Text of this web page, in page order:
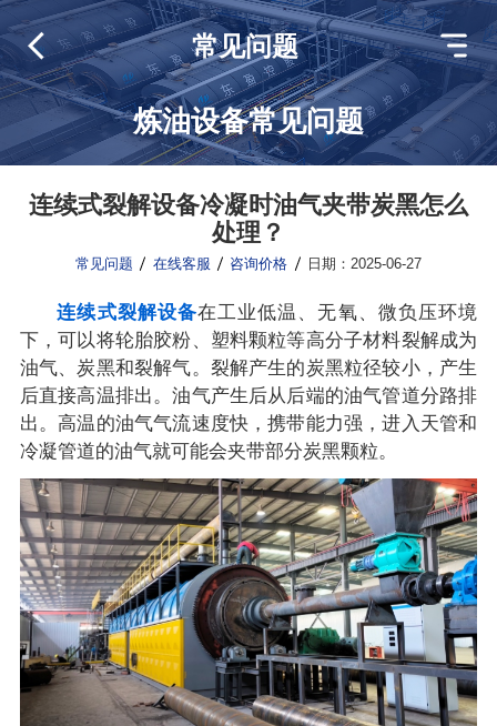
炼油设备常见问题
常见问题
连续式裂解设备冷凝时油气夹带炭黑怎么
处理？
常见问题 在线客服 咨询价格 日期：2025-06-27
连续式裂解设备在工业低温、无氧、微负压环境
下，可以将轮胎胶粉、塑料颗粒等高分子材料裂解成为
油气、炭黑和裂解气。裂解产生的炭黑粒径较小，产生
后直接高温排出。油气产生后从后端的油气管道分路排
出。高温的油气气流速度快，携带能力强，进入天管和
冷凝管道的油气就可能会夹带部分炭黑颗粒。